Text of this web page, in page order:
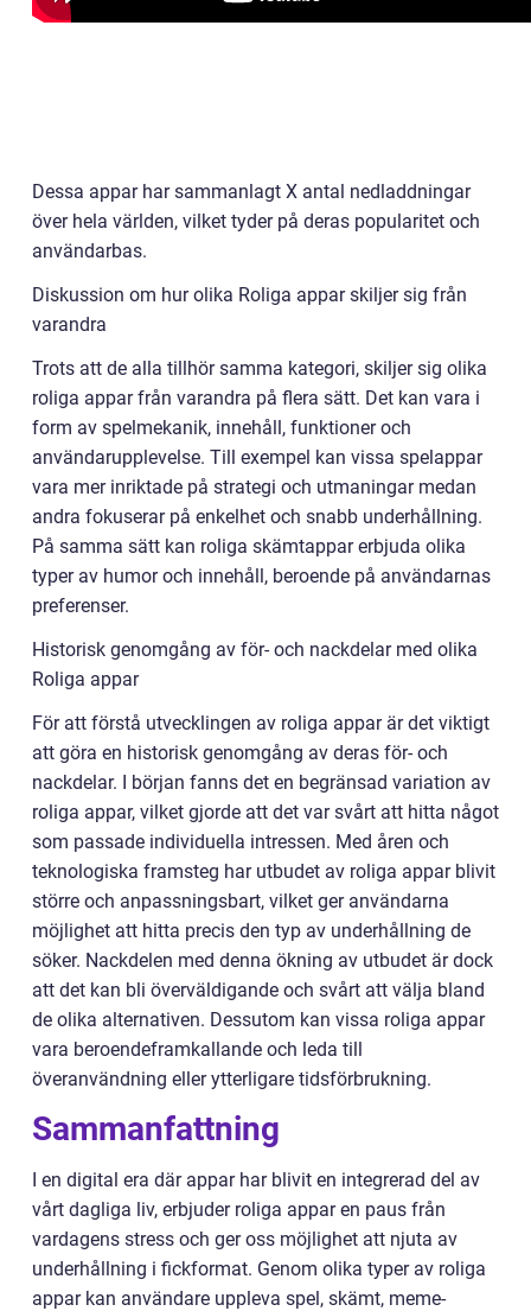
Dessa appar har sammanlagt X antal nedladdningar
över hela världen, vilket tyder på deras popularitet och
användarbas.
Diskussion om hur olika Roliga appar skiljer sig från
varandra
Trots att de alla tillhör samma kategori, skiljer sig olika
roliga appar från varandra på flera sätt. Det kan vara i
form av spelmekanik, innehåll, funktioner och
användarupplevelse. Till exempel kan vissa spelappar
vara mer inriktade på strategi och utmaningar medan
andra fokuserar på enkelhet och snabb underhållning.
På samma sätt kan roliga skämtappar erbjuda olika
typer av humor och innehåll, beroende på användarnas
preferenser.
Historisk genomgång av för- och nackdelar med olika
Roliga appar
För att förstå utvecklingen av roliga appar är det viktigt
att göra en historisk genomgång av deras för- och
nackdelar. I början fanns det en begränsad variation av
roliga appar, vilket gjorde att det var svårt att hitta något
som passade individuella intressen. Med åren och
teknologiska framsteg har utbudet av roliga appar blivit
större och anpassningsbart, vilket ger användarna
möjlighet att hitta precis den typ av underhållning de
söker. Nackdelen med denna ökning av utbudet är dock
att det kan bli överväldigande och svårt att välja bland
de olika alternativen. Dessutom kan vissa roliga appar
vara beroendeframkallande och leda till
överanvändning eller ytterligare tidsförbrukning.
Sammanfattning
I en digital era där appar har blivit en integrerad del av
vårt dagliga liv, erbjuder roliga appar en paus från
vardagens stress och ger oss möjlighet att njuta av
underhållning i fickformat. Genom olika typer av roliga
appar kan användare uppleva spel, skämt, meme-